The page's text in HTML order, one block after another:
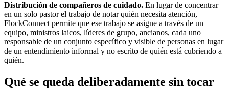
Distribución de compañeros de cuidado. En lugar de concentrar
en un solo pastor el trabajo de notar quién necesita atención,
FlockConnect permite que ese trabajo se asigne a través de un
equipo, ministros laicos, líderes de grupo, ancianos, cada uno
responsable de un conjunto específico y visible de personas en lugar
de un entendimiento informal y no escrito de quién está cubriendo a
quién.
Qué se queda deliberadamente sin tocar